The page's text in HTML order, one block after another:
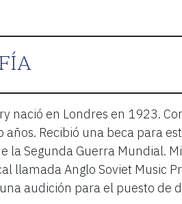
Management Platform
nació en Londres en 1923.
años. Recibió una beca para
la Segunda Guerra Mundial.
llamada Anglo Soviet Music
audición para el puesto de